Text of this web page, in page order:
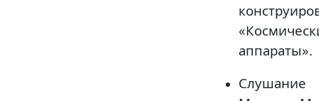
аппараты».
Слушание